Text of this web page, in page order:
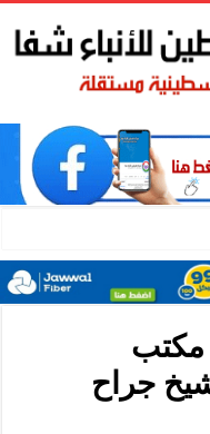
أمين سر إقليم شرق
مكتب
جراح